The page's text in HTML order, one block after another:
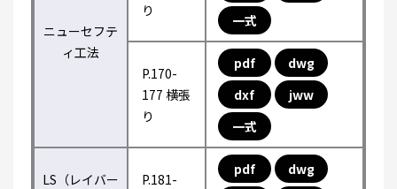
ニューセフテ
ィ工法
り
一式
P.170-
177 横張
り
pdf
dwg
dxf
jww
一式
LS（レイバー
P.181-
pdf
dwg